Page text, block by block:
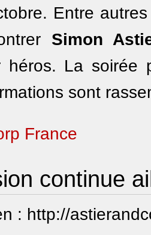
Entre
Simon
héros. La soirée
sont
France
continue
: http://